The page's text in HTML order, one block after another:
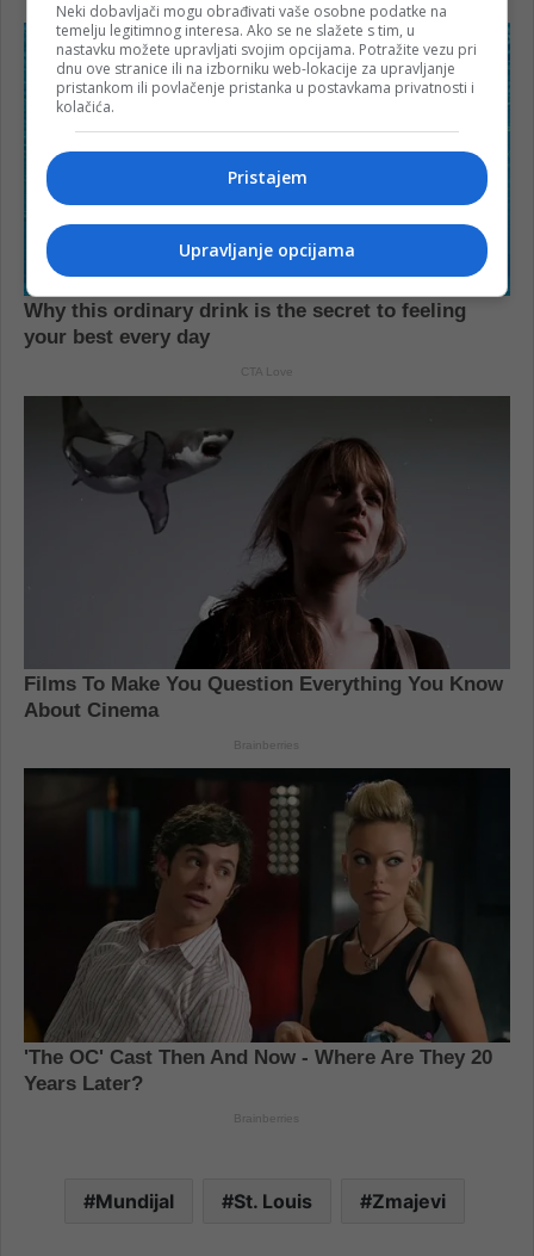
Mundijal St. Louis Zmajevi
Neki dobavljači mogu obrađivati vaše osobne podatke na
temelju legitimnog interesa. Ako se ne slažete s tim, u
nastavku možete upravljati svojim opcijama. Potražite vezu pri
dnu ove stranice ili na izborniku web-lokacije za upravljanje
pristankom ili povlačenje pristanka u postavkama privatnosti i
kolačića.
Pristajem
Upravljanje opcijama